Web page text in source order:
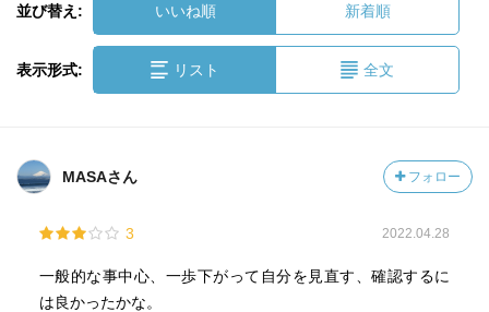
並び替え: いいね順 新着順
表示形式: リスト 全文
MASAさん フォロー
3 2022.04.28
一般的な事中心、一歩下がって自分を見直す、確認するに
は良かったかな。